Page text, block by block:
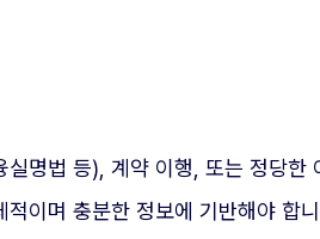
명법 등), 계약 이행, 또는 정당한
이며 충분한 정보에 기반해야 합